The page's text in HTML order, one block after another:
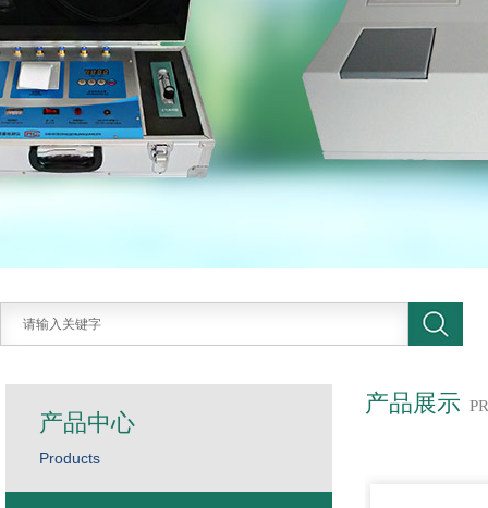
产品展示
产品中心
Products